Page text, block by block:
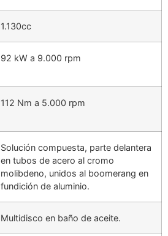
1.130cc
92 kW a 9.000 rpm
112 Nm a 5.000 rpm
Solución compuesta, parte delantera
en tubos de acero al cromo
molibdeno, unidos al boomerang en
fundición de aluminio.
Multidisco en baño de aceite.